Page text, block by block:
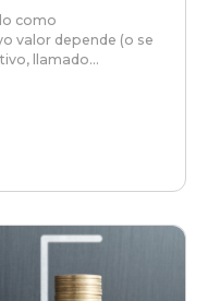
como
valor depende (o se
llamado…